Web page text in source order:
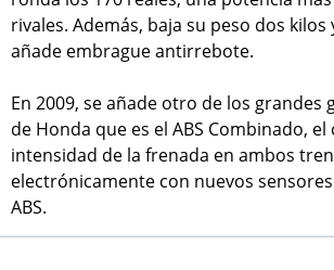
rivales. Además, baja su peso dos kilos
añade embrague antirrebote.
En 2009, se añade otro de los grandes
de Honda que es el ABS Combinado,
intensidad de la frenada en ambos
electrónicamente con nuevos
ABS.